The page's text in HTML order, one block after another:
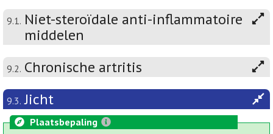
9.1. Niet-steroïdale anti-inflammatoire
middelen
9.2. Chronische artritis
9.3. Jicht
Plaatsbepaling